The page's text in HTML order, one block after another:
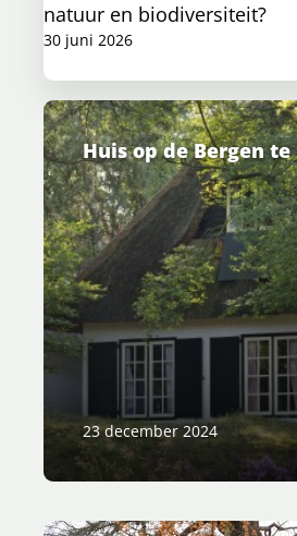
natuur en biodiversiteit?
30 juni 2026
Huis op de Bergen
23 december 2024